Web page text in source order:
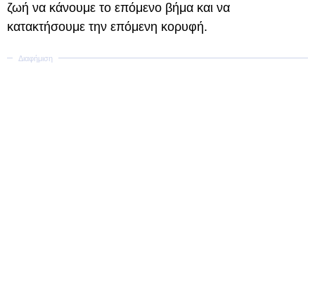
ζωή να κάνουμε το επόμενο βήμα και να
κατακτήσουμε την επόμενη κορυφή.